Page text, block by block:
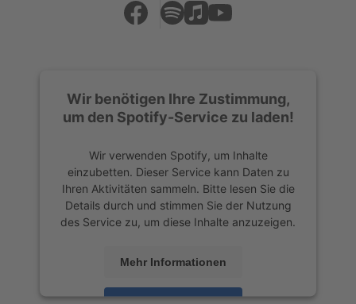
Wir benötigen Ihre Zustimmung,
um den Spotify-Service zu laden!
Wir verwenden Spotify, um Inhalte
einzubetten. Dieser Service kann Daten zu
Ihren Aktivitäten sammeln. Bitte lesen Sie die
Details durch und stimmen Sie der Nutzung
des Service zu, um diese Inhalte anzuzeigen.
Mehr Informationen